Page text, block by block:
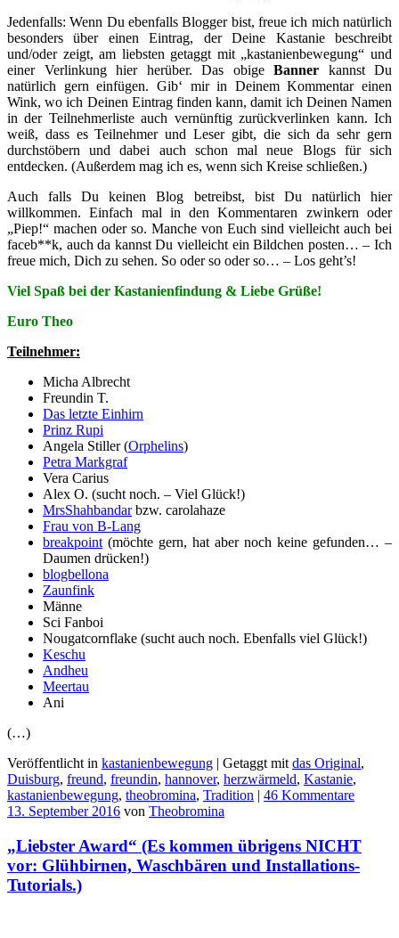
Jedenfalls: Wenn Du ebenfalls Blogger bist, freue ich mich natürlich
besonders über einen Eintrag, der Deine Kastanie beschreibt
und/oder zeigt, am liebsten getaggt mit „kastanienbewegung“ und
einer Verlinkung hier herüber. Das obige Banner kannst Du
natürlich gern einfügen. Gib‘ mir in Deinem Kommentar einen
Wink, wo ich Deinen Eintrag finden kann, damit ich Deinen Namen
in der Teilnehmerliste auch vernünftig zurückverlinken kann. Ich
weiß, dass es Teilnehmer und Leser gibt, die sich da sehr gern
durchstöbern und dabei auch schon mal neue Blogs für sich
entdecken. (Außerdem mag ich es, wenn sich Kreise schließen.)
Auch falls Du keinen Blog betreibst, bist Du natürlich hier
willkommen. Einfach mal in den Kommentaren zwinkern oder
„Piep!“ machen oder so. Manche von Euch sind vielleicht auch bei
faceb**k, auch da kannst Du vielleicht ein Bildchen posten… – Ich
freue mich, Dich zu sehen. So oder so oder so… – Los geht’s!
Viel Spaß bei der Kastanienfindung & Liebe Grüße!
Euro Theo
Teilnehmer:
Micha Albrecht
Freundin T.
Das letzte Einhirn
Prinz Rupi
Angela Stiller (Orphelins)
Petra Markgraf
Vera Carius
Alex O. (sucht noch. – Viel Glück!)
MrsShahbandarbzw. carolahaze
Frau von B-Lang
breakpoint (möchte gern, hat aber noch keine gefunden… –
Daumen drücken!)
blogbellona
Zaunfink
Männe
Sci Fanboi
Nougatcornflake (sucht auch noch. Ebenfalls viel Glück!)
Keschu
Andheu
Meertau
Ani
(…)
Veröffentlicht in kastanienbewegung | Getaggt mit das Original,
Duisburg, freund, freundin, hannover, herzwärmeld, Kastanie,
kastanienbewegung, theobromina, Tradition | 46 Kommentare
13. September 2016 von Theobromina
„Liebster Award“ (Es kommen übrigens NICHT
vor: Glühbirnen, Waschbären und Installations-
Tutorials.)